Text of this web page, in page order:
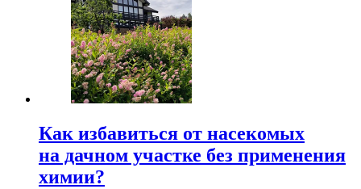
Как избавиться от насекомых
на дачном участке без применения
химии?